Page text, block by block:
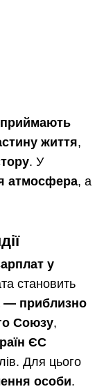
життя,
. У
атмосфера, а
у
становить
— приблизно
Союзу,
ЄС
Для цього
особи.